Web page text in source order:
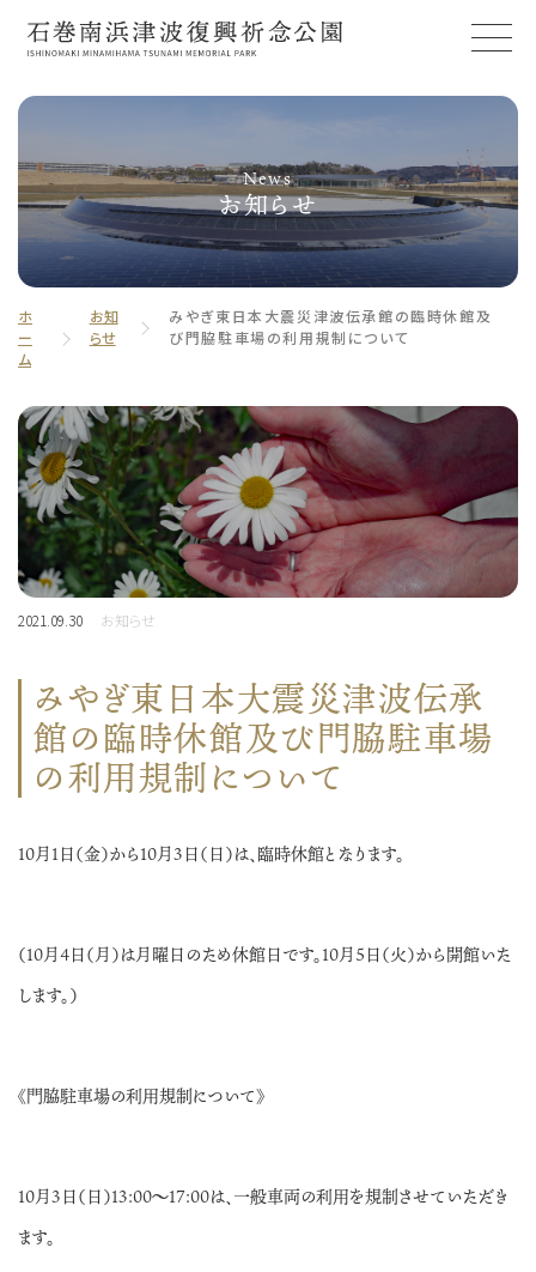
News
お知らせ
ホ
ー
ム
お知
らせ
みやぎ東日本大震災津波伝承館の臨時休館及
び門脇駐車場の利用規制について
2021.09.30 お知らせ
みやぎ東日本大震災津波伝承
館の臨時休館及び門脇駐車場
の利用規制について
10月1日（金）から10月3日（日）は、臨時休館となります。
（10月4日（月）は月曜日のため休館日です。10月5日（火）から開館いた
します。）
《門脇駐車場の利用規制について》
10月3日（日）13:00～17:00は、一般車両の利用を規制させていただき
ます。